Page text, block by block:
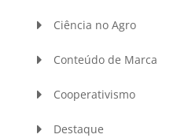
Ciência no Agro
Conteúdo de Marca
Cooperativismo
Destaque